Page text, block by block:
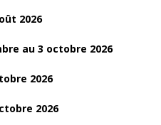
2026
au 3 octobre 2026
2026
2026